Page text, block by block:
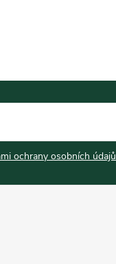
ochrany osobních údajů